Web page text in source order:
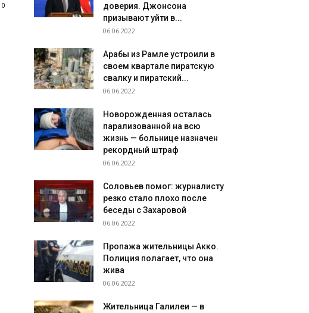
0
доверия. Джонсона
призывают уйти в...
06.06.2022
Арабы из Рамле устроили в
своем квартале пиратскую
свалку и пиратский...
06.06.2022
Новорожденная осталась
парализованной на всю
жизнь — больнице назначен
рекордный штраф
06.06.2022
Соловьев помог: журналисту
резко стало плохо после
беседы с Захаровой
06.06.2022
Пропажа жительницы Акко.
Полиция полагает, что она
жива
06.06.2022
Жительница Галилеи — в